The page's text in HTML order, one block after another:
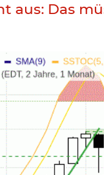
aus: Das